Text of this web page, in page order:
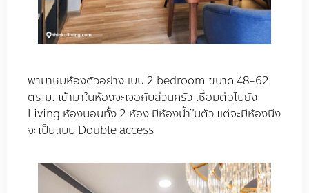
พามาชมห้องตัวอย่างแบบ 2 bedroom ขนาด 48-62
ตร.ม. เข้ามาในห้องจะเจอกับส่วนครัว เชื่อมต่อไปยัง
Living ห้องนอนทั้ง 2 ห้อง มีห้องน้ำในตัว แต่จะมีห้องนึง
จะเป็นแบบ Double access